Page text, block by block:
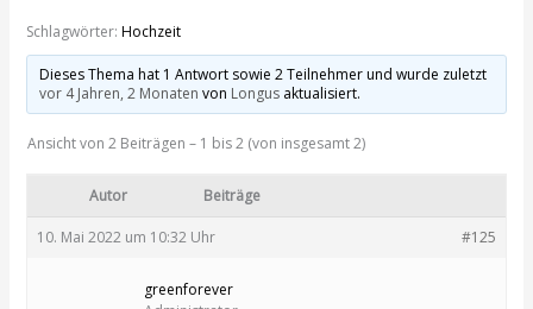
Schlagwörter:Hochzeit
Dieses Thema hat 1 Antwort sowie 2 Teilnehmer und wurde zuletzt
vor 4 Jahren, 2 Monaten von Longusaktualisiert.
Ansicht von 2 Beiträgen – 1 bis 2 (von insgesamt 2)
Autor Beiträge
10. Mai 2022 um 10:32 Uhr #125
greenforever